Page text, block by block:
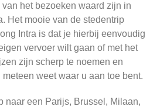
het bezoeken waard zijn in
Het mooie van de stedentrip
Intra is dat je hierbij eenvoudig
vervoer wilt gaan of met het
zijn scherp te noemen en
weet waar u aan toe bent.
naar een Parijs, Brussel, Milaan,